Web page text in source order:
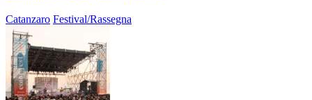
Catanzaro Festival/Rassegna